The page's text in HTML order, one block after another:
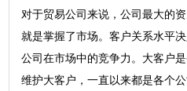
对于贸易公司来说，公司最大的
就是掌握了市场。客户关系水平
公司在市场中的竞争力。大客户
维护大客户，一直以来都是各个